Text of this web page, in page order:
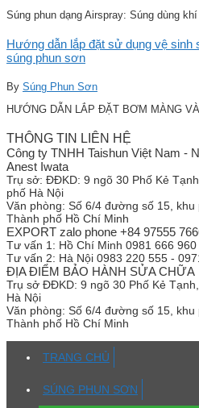
Súng phun dạng Airspray: Súng dùng
Hướng dẫn lắp đặt sử dụng vệ
súng phun sơn
By Súng Phun Sơn
HƯỚNG DẪN LẮP ĐẶT BƠM MÀNG
THÔNG TIN LIÊN HỆ
Công ty TNHH Taishun Việt Nam -
Anest Iwata
Trụ sở: ĐĐKD: 9 ngõ 30 Phố Kẻ
phố Hà Nội
Văn phòng: Số 6/4 đường số 15,
Thành phố Hồ Chí Minh
EXPORT zalo phone +84 97555
Tư vấn 1: Hồ Chí Minh 0981 666 960
Tư vấn 2: Hà Nội 0983 220 555 -
ĐỊA ĐIỂM BẢO HÀNH SỬA CHỮA
Trụ sở ĐĐKD: 9 ngõ 30 Phố Kẻ
Hà Nội
Văn phòng: Số 6/4 đường số 15,
Thành phố Hồ Chí Minh
TRANG CHỦ
SÚNG PHUN SƠN